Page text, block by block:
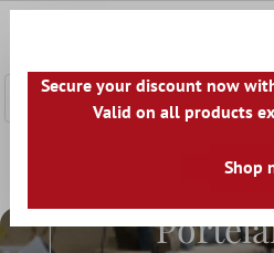
Mozaic
Secure your discount now
Valid on all products
Shop